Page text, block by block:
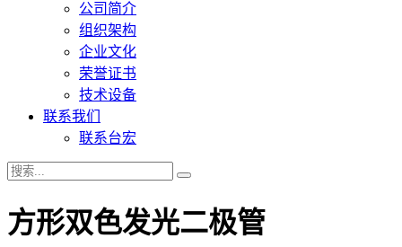
公司简介
组织架构
企业文化
荣誉证书
技术设备
联系我们
联系台宏
方形双色发光二极管